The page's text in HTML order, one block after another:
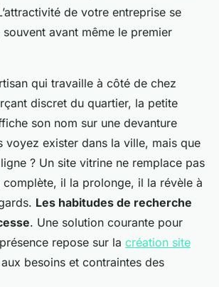
de votre entreprise se
avant même le premier
qui travaille à côté de chez
discret du quartier, la petite
son nom sur une devanture
voyez exister dans la ville, mais que
? Un site vitrine ne remplace pas
il la prolonge, il la révèle à
Les habitudes de recherche
. Une solution courante pour
repose sur la création site
besoins et contraintes des